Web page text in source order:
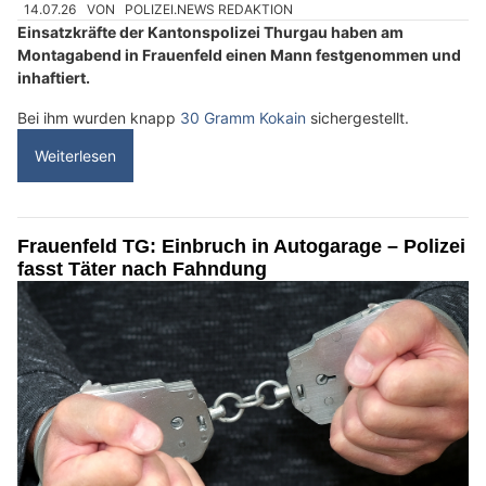
14.07.26 VON POLIZEI.NEWS REDAKTION
Einsatzkräfte der Kantonspolizei Thurgau haben am
Montagabend in Frauenfeld einen Mann festgenommen und
inhaftiert.
Bei ihm wurden knapp 30 Gramm Kokain sichergestellt.
Weiterlesen
Frauenfeld TG: Einbruch in Autogarage – Polizei
fasst Täter nach Fahndung